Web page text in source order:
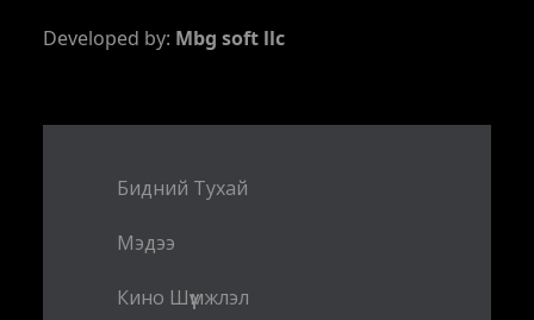
Developed by: Mbg soft llc
Бидний Тухай
Мэдээ
Кино Шүүмжлэл